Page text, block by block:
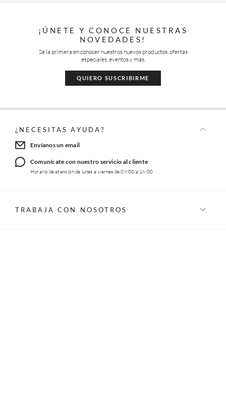
¡ÚNETE Y CONOCE NUESTRAS
NOVEDADES!
Sé la primera en conocer nuestros nuevos productos, ofertas
especiales, eventos y más.
QUIERO SUSCRIBIRME
¿NECESITAS AYUDA?
Envíanos un email
Comunícate con nuestro servicio al cliente
Horario de atención de lunes a viernes de 09:00 a 16:00
TRABAJA CON NOSOTROS